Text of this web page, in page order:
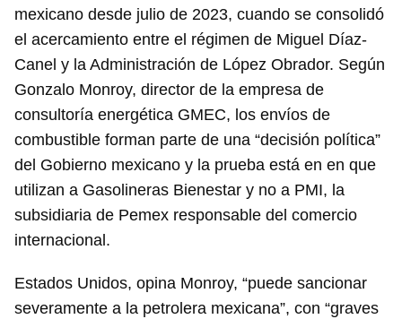
mexicano desde julio de 2023, cuando se consolidó
el acercamiento entre el régimen de Miguel Díaz-
Canel y la Administración de López Obrador. Según
Gonzalo Monroy, director de la empresa de
consultoría energética GMEC, los envíos de
combustible forman parte de una “decisión política”
del Gobierno mexicano y la prueba está en en que
utilizan a Gasolineras Bienestar y no a PMI, la
subsidiaria de Pemex responsable del comercio
internacional.
Estados Unidos, opina Monroy, “puede sancionar
severamente a la petrolera mexicana”, con “graves